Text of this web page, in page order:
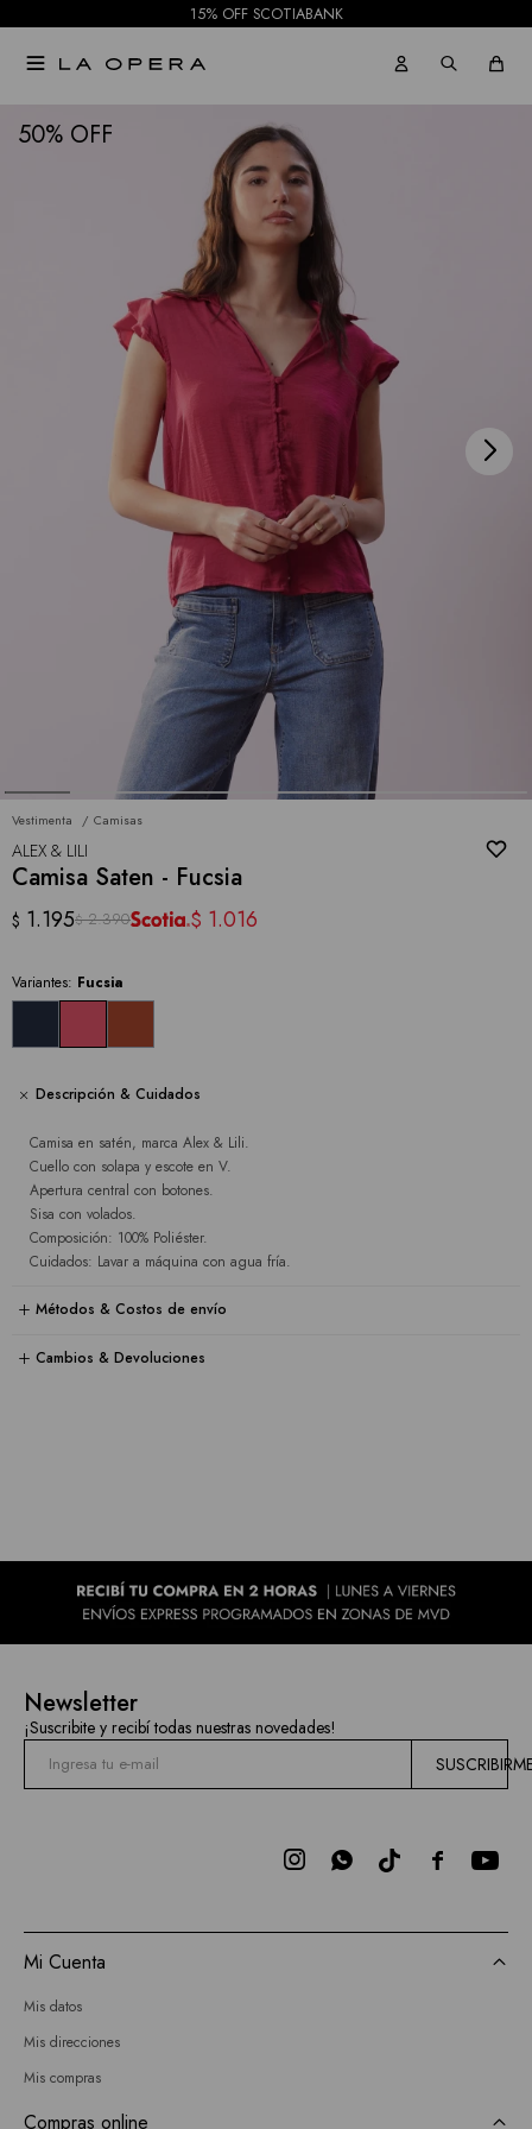
15% OFF SCOTIABANK

50
Vestimenta Camisas
ALEX & LILI
Camisa Saten - Fucsia
$ 1.195$ 2.390 $ 1.016
Variantes: Fucsia
Descripción & Cuidados
Camisa en satén, marca Alex & Lili.
Cuello con solapa y escote en V.
Apertura central con botones.
Sisa con volados.
Composición: 100% Poliéster.
Cuidados: Lavar a máquina con agua fría.
Métodos & Costos de envío
Cambios & Devoluciones
NOTIFICARME
Newsletter
¡Suscribite y recibí todas nuestras novedades!

 
Mi Cuenta
Mis datos
Mis direcciones
Mis compras
Compras online